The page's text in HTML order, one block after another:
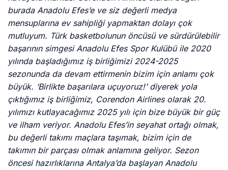
burada Anadolu Efes’e ve siz değerli medya
mensuplarına ev sahipliği yapmaktan dolayı çok
mutluyum. Türk basketbolunun öncüsü ve sürdürülebilir
başarının simgesi Anadolu Efes Spor Kulübü ile 2020
yılında başladığımız iş birliğimizi 2024-2025
sezonunda da devam ettirmenin bizim için anlamı çok
büyük. ‘Birlikte başarılara uçuyoruz!’ diyerek yola
çıktığımız iş birliğimiz, Corendon Airlines olarak 20.
yılımızı kutlayacağımız 2025 yılı için bize büyük bir güç
ve ilham veriyor. Anadolu Efes’in seyahat ortağı olmak,
bu değerli takımı maçlara taşımak, bizim için de
takımın bir parçası olmak anlamına geliyor. Sezon
öncesi hazırlıklarına Antalya’da başlayan Anadolu